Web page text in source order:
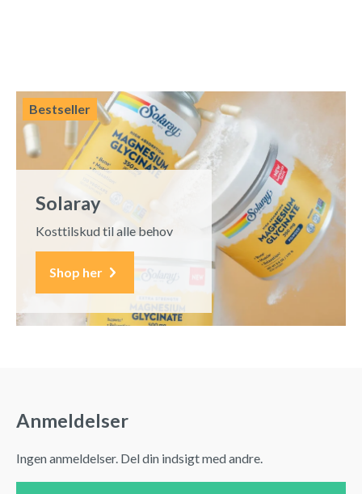
Bestseller
Solaray
Kosttilskud til alle behov
Shop her
Anmeldelser
Ingen anmeldelser. Del din indsigt med andre.